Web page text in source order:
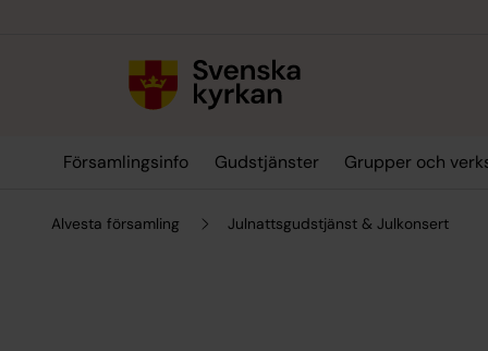
Församlingsinfo Gudstjänster Grupper och
Alvesta församling Julnattsgudstjänst & Julkonsert